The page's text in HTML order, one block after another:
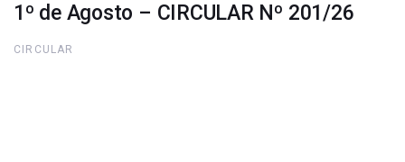
1º de Agosto – CIRCULAR Nº 201/26
CIRCULAR